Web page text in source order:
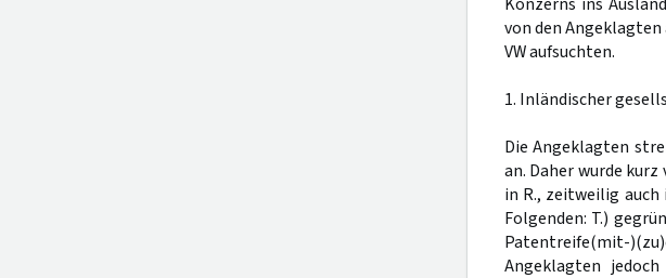
von den
VW aufsuchten.
1. Inländischer
Die Angeklagten
an. Daher wurde
in R., zeitweilig auch
Folgenden: T.)
Patentreife(mit-
Angeklagten